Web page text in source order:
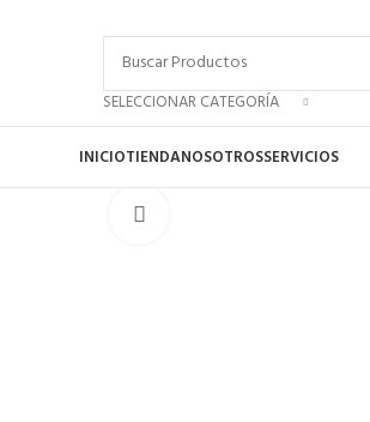
SELECCIONAR CATEGORÍA
INICIOTIENDANOSOTROSSERVICIOS